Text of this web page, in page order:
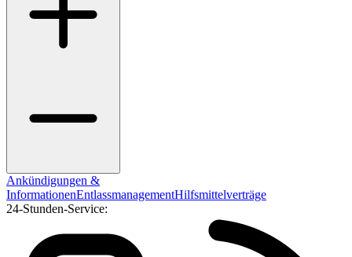
Ankündigungen &
InformationenEntlassmanagementHilfsmittelverträge
24-Stunden-Service: